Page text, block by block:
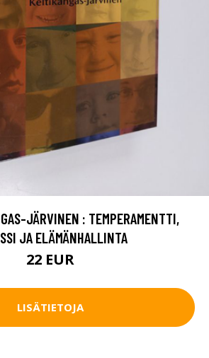
JÄRVINEN : TEMPERAMENTTI,
JA ELÄMÄNHALLINTA
22 EUR
LISÄTIETOJA